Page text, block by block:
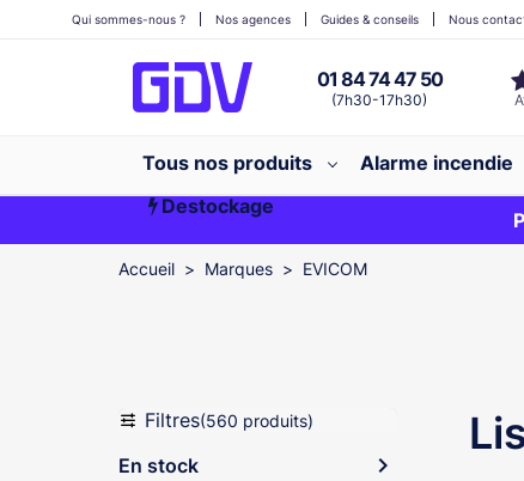
01 84 74 47 50
(7h30-17h30)
Qui sommes-nous ? Nos agences Guides & conseils Nous
Tous nos produits Alarme incendie
Destockage
Première commande
EXCLU
Accueil Marques EVICOM
Filtres(560 produits)
En stock expand_more